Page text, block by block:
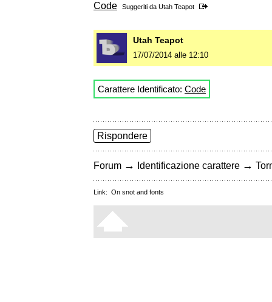
Code Suggeriti da Utah Teapot
Utah Teapot
17/07/2014 alle 12:10
Carattere Identificato: Code
Rispondere
Forum → Identificazione carattere →
Link: On snot and fonts